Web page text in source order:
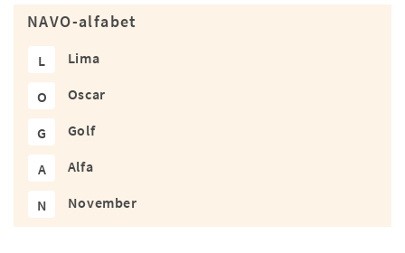
NAVO-alfabet
L Lima
O Oscar
G Golf
A Alfa
N November